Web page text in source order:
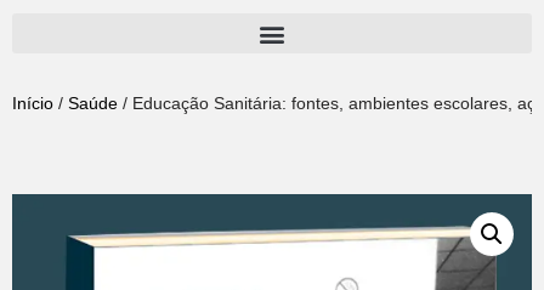
para
Início / Saúde / Educação Sanitária: fontes, ambientes escolares,